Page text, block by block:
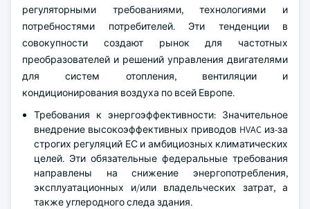
регуляторными требованиями, технологиями и
потребностями потребителей. Эти тенденции в
совокупности создают рынок для частотных
преобразователей и решений управления двигателями
для систем отопления, вентиляции и
кондиционирования воздуха по всей Европе.
Требования к энергоэффективности: Значительное
внедрение высокоэффективных приводов HVAC из-за
строгих регуляций ЕС и амбициозных климатических
целей. Эти обязательные федеральные требования
направлены на снижение энергопотребления,
эксплуатационных и/или владельческих затрат, а
также углеродного следа здания.